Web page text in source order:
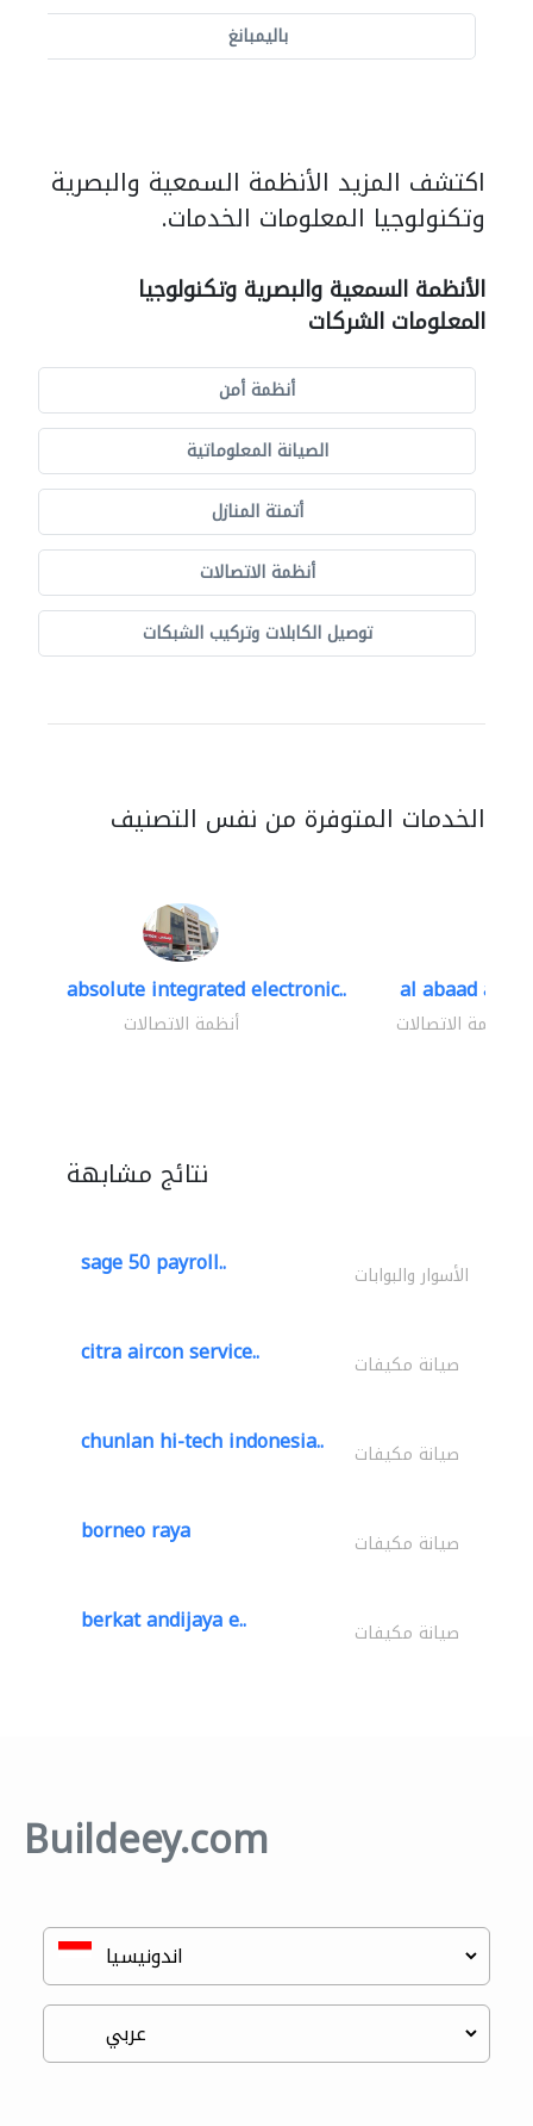
باليمبانغ
اكتشف المزيد الأنظمة السمعية والبصرية
وتكنولوجيا المعلومات الخدمات.
الأنظمة السمعية والبصرية وتكنولوجيا
المعلومات الشركات
أنظمة أمن
الصيانة المعلوماتية
أتمتة المنازل
أنظمة الاتصالات
توصيل الكابلات وتركيب الشبكات
الخدمات المتوفرة من نفس التصنيف
absolute integrated electronic..
أنظمة الاتصالات
al abaad al..
أنظمة الاتصالات
نتائج مشابهة
sage 50 payroll.. الأسوار والبوابات
citra aircon service.. صيانة مكيفات
chunlan hi-tech indonesia.. صيانة مكيفات
borneo raya صيانة مكيفات
berkat andijaya e.. صيانة مكيفات
Buildeey.com